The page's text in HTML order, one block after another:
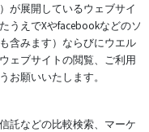
が展開しているウェブサイ
うえでXやfacebookなどのソ
含みます）ならびにウエル
ェブサイトの閲覧、ご利用
お願いいたします。
託などの比較検索、マーケ